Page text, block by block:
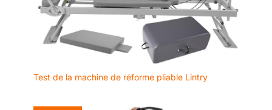
Test de la machine de réforme pliable Lintry